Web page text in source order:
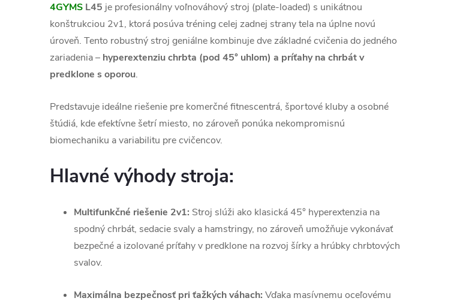
4GYMS L45 je profesionálny voľnováhový stroj (plate-loaded) s unikátnou
konštrukciou 2v1, ktorá posúva tréning celej zadnej strany tela na úplne novú
úroveň. Tento robustný stroj geniálne kombinuje dve základné cvičenia do jedného
zariadenia – hyperextenziu chrbta (pod 45° uhlom) a príťahy na chrbát v
predklone s oporou.
Predstavuje ideálne riešenie pre komerčné fitnescentrá, športové kluby a osobné
štúdiá, kde efektívne šetrí miesto, no zároveň ponúka nekompromisnú
biomechaniku a variabilitu pre cvičencov.
Hlavné výhody stroja:
Multifunkčné riešenie 2v1: Stroj slúži ako klasická 45° hyperextenzia na
spodný chrbát, sedacie svaly a hamstringy, no zároveň umožňuje vykonávať
bezpečné a izolované príťahy v predklone na rozvoj šírky a hrúbky chrbtových
svalov.
Maximálna bezpečnosť pri ťažkých váhach: Vďaka masívnemu oceľovému